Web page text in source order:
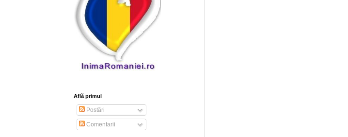
Află primul
Postări
Comentarii